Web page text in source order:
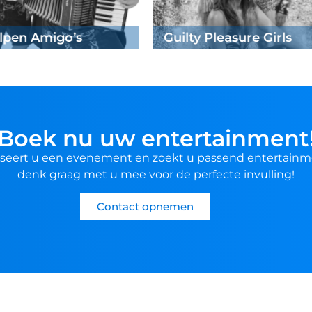
Boek nu uw
u een evenement en zoekt u passend
denk graag met u mee voor de perfecte invulling!
Contact opnemen